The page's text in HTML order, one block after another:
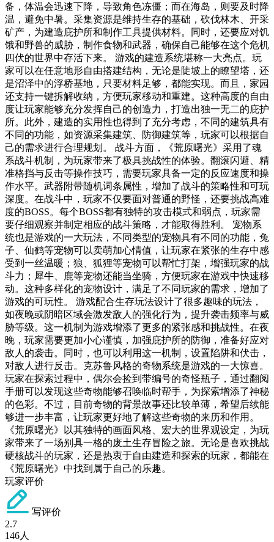
备，体温会迅速下降，导致角色冻僵；而在海岛，则要及时降
温，避免中暑。采集资源是维持生存的基础，砍伐林木、开采
矿产，为建造庇护所和制作工具提供材料。同时，还要应对饥
饿和野兽的威胁，制作食物和武器，确保自己能够在这个危机
四伏的世界中存活下来。 游戏的建造系统堪称一大亮点。玩
家可以在任意地形自由搭建结构，无论是陡坡上的瞭望塔，还
是沼泽中的浮桥基地，只要材料足够，都能实现。而且，家园
还支持一键拆解收纳，方便玩家移动和重建。这种高度的自由
度让玩家能够充分发挥自己的创造力，打造出独一无二的庇护
所。此外，建造的实用性也得到了充分考虑，不同的建筑具有
不同的功能，如资源采集建筑、防御建筑等，玩家可以根据自
己的需求进行合理规划。 战斗方面，《荒原曙光》采用了魂
系战斗机制，为玩家带来了极具挑战性的体验。翻滚闪避、精
准格挡与反击等操作技巧，需要玩家具备一定的反应速度和操
作水平。武器附带随机词条属性，增加了战斗的策略性和可玩
深度。在战斗中，玩家不仅要面对普通的野怪，还要挑战高难
度的BOSS。每个BOSS都有独特的攻击模式和弱点，玩家需
要仔细观察并制定相应的战斗策略，才能取得胜利。 宠物系
统也是游戏的一大玩法，不同类型的宠物具有不同的功能，兔
子、仙鹤等宠物可以卖萌加心情值，让玩家在紧张的生存中感
受到一丝温暖；狼、狐狸等宠物可以帮忙打架，增强玩家的战
斗力；犀牛、鹿等宠物还能当坐骑，方便玩家在游戏中快速移
动。这种多样化的宠物设计，满足了不同玩家的需求，增加了
游戏的可玩性。 游戏配合生存玩法设计了很多趣味的玩法，
如夜晚或阴暗区域会激发敌人的强化行为，提升袭击频率与威
胁等级。这一机制为游戏增添了更多的紧张感和挑战性。在夜
晚，玩家需要更加小心谨慎，加强庇护所的防御，准备好应对
敌人的袭击。同时，也可以利用这一机制，设置陷阱和伏击，
对敌人进行反击。克苏鲁风格的奇物系统是游戏的一大惊喜。
玩家在探索过程中，偶尔会捡到带编号的奇怪瓶子，通过翻阅
手册可以发现这些奇物能够召唤临时帮手，为探索增添了神秘
的色彩。不过，目前奇物的背景故事还比较单薄，希望后续能
够进一步丰富，让玩家更好地了解这些奇物的来历和作用。
《荒原曙光》以其独特的画面风格、宏大的世界观设定，为玩
家带来了一场别具一格的废土生存冒险之旅。无论是喜欢挑战
硬核战斗的玩家，还是热衷于自由建造和探索的玩家，都能在
《荒原曙光》中找到属于自己的乐趣。
玩家评价
写评价
2.7
146人